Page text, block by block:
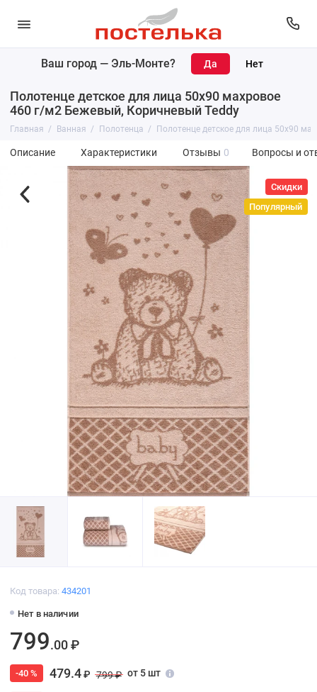
Ваш город — Эль-Монте?
Полотенце детское для лица 50х90 махровое
460 г/м2 Бежевый, Коричневый Teddy
Главная Ванная Полотенца Полотенце детское для лица 50х90
Описание Характеристики Отзывы 0 Вопросы и
Скидки
Популярный
Код товара: 434201
Нет в наличии
799.00 ₽
-40 % 479.4₽ 799 ₽ от 5 шт